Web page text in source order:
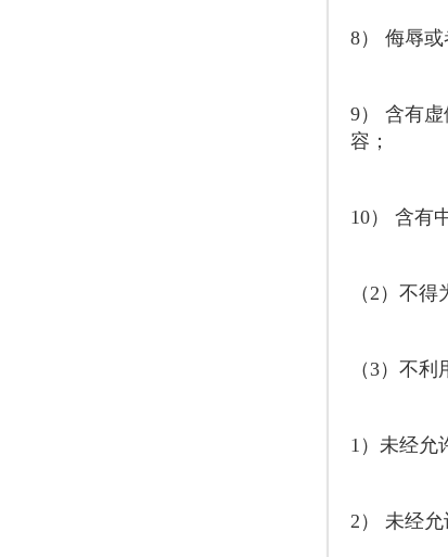
8） 侮辱
9） 含有
容；
10） 含有
（2）不
（3）不
1）未经允
2） 未经